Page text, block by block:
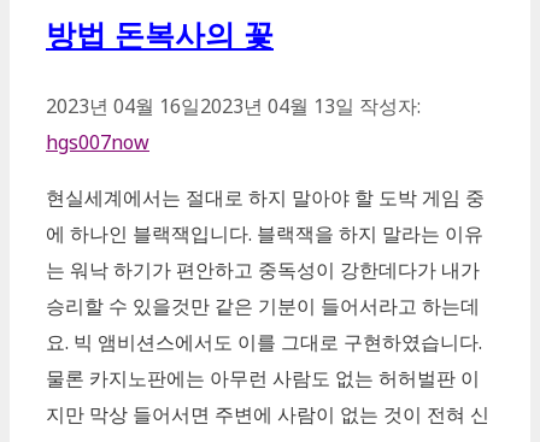
방법 돈복사의 꽃
2023년 04월 16일2023년 04월 13일 작성자:
hgs007now
현실세계에서는 절대로 하지 말아야 할 도박 게임 중
에 하나인 블랙잭입니다. 블랙잭을 하지 말라는 이유
는 워낙 하기가 편안하고 중독성이 강한데다가 내가
승리할 수 있을것만 같은 기분이 들어서라고 하는데
요. 빅 앰비션스에서도 이를 그대로 구현하였습니다.
물론 카지노판에는 아무런 사람도 없는 허허벌판 이
지만 막상 들어서면 주변에 사람이 없는 것이 전혀 신